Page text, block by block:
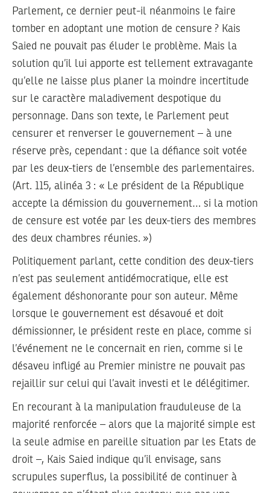
Parlement, ce dernier peut-il néanmoins le faire
tomber en adoptant une motion de censure ? Kais
Saied ne pouvait pas éluder le problème. Mais la
solution qu’il lui apporte est tellement extravagante
qu’elle ne laisse plus planer la moindre incertitude
sur le caractère maladivement despotique du
personnage. Dans son texte, le Parlement peut
censurer et renverser le gouvernement – à une
réserve près, cependant : que la défiance soit votée
par les deux-tiers de l’ensemble des parlementaires.
(Art. 115, alinéa 3 : « Le président de la République
accepte la démission du gouvernement… si la motion
de censure est votée par les deux-tiers des membres
des deux chambres réunies. »)
Politiquement parlant, cette condition des deux-tiers
n’est pas seulement antidémocratique, elle est
également déshonorante pour son auteur. Même
lorsque le gouvernement est désavoué et doit
démissionner, le président reste en place, comme si
l’événement ne le concernait en rien, comme si le
désaveu infligé au Premier ministre ne pouvait pas
rejaillir sur celui qui l’avait investi et le délégitimer.
En recourant à la manipulation frauduleuse de la
majorité renforcée – alors que la majorité simple est
la seule admise en pareille situation par les Etats de
droit –, Kais Saied indique qu’il envisage, sans
scrupules superflus, la possibilité de continuer à